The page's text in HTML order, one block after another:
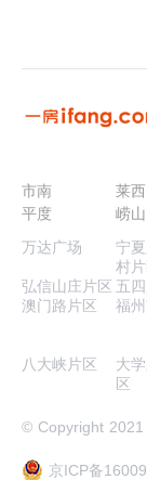
市南 莱西
平度
崂山
万达广场
宁
村
弘信山庄片区 五
澳门路片区
福
八大峡片区
大
区
© Copyright 2021
京ICP备